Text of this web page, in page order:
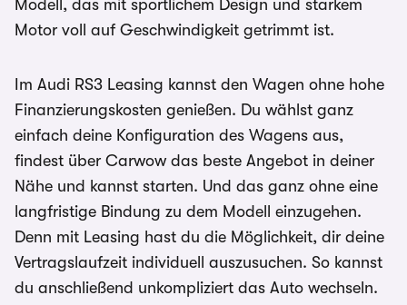
Modell, das mit sportlichem Design und starkem
Motor voll auf Geschwindigkeit getrimmt ist.
Im Audi RS3 Leasing kannst den Wagen ohne hohe
Finanzierungskosten genießen. Du wählst ganz
einfach deine Konfiguration des Wagens aus,
findest über Carwow das beste Angebot in deiner
Nähe und kannst starten. Und das ganz ohne eine
langfristige Bindung zu dem Modell einzugehen.
Denn mit Leasing hast du die Möglichkeit, dir deine
Vertragslaufzeit individuell auszusuchen. So kannst
du anschließend unkompliziert das Auto wechseln.